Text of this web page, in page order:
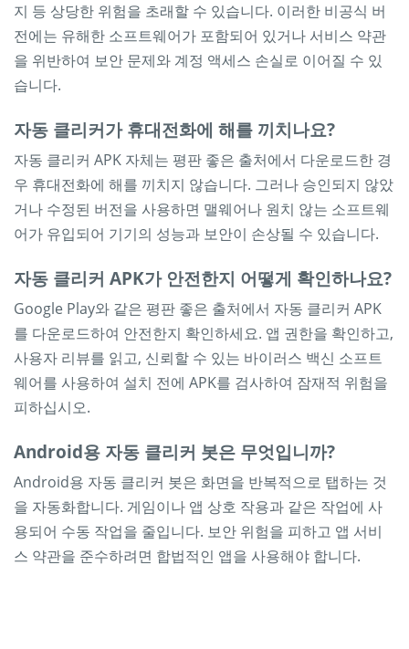
지 등 상당한 위험을 초래할 수 있습니다. 이러한 비공식 버
전에는 유해한 소프트웨어가 포함되어 있거나 서비스 약관
을 위반하여 보안 문제와 계정 ​​액세스 손실로 이어질 수 있
습니다.
자동 클리커가 휴대전화에 해를 끼치나요?
자동 클리커 APK 자체는 평판 좋은 출처에서 다운로드한 경
우 휴대전화에 해를 끼치지 않습니다. 그러나 승인되지 않았
거나 수정된 ​​버전을 사용하면 맬웨어나 원치 않는 소프트웨
어가 유입되어 기기의 성능과 보안이 손상될 수 있습니다.
자동 클리커 APK가 안전한지 어떻게 확인하나요?
Google Play와 같은 평판 좋은 출처에서 자동 클리커 APK
를 다운로드하여 안전한지 확인하세요. 앱 권한을 확인하고,
사용자 리뷰를 읽고, 신뢰할 수 있는 바이러스 백신 소프트
웨어를 사용하여 설치 전에 APK를 검사하여 잠재적 위험을
피하십시오.
Android용 자동 클리커 봇은 무엇입니까?
Android용 자동 클리커 봇은 화면을 반복적으로 탭하는 것
을 자동화합니다. 게임이나 앱 상호 작용과 같은 작업에 사
용되어 수동 작업을 줄입니다. 보안 위험을 피하고 앱 서비
스 약관을 준수하려면 합법적인 앱을 사용해야 합니다.